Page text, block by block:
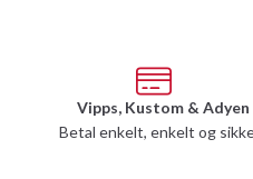
Vipps, Kustom & Adyen
Betal enkelt, enkelt og